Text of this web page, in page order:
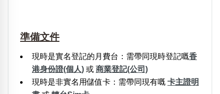
準備文件
現時是實名登記的月費台：需帶同現時登記嘅香
港身份證(個人) 或 商業登記(公司)
現時是非實名用儲值卡：需帶同現有嘅 卡主證明